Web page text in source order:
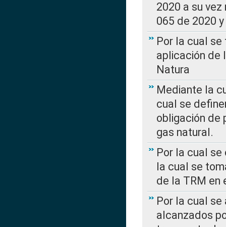
2020 a su
065 de 2020
Por la cual
aplicación de
Natura
Mediante la
cual se
obligación de
gas natural.
Por la cual se
la cual se
de la TRM en
Por la cual
alcanzados